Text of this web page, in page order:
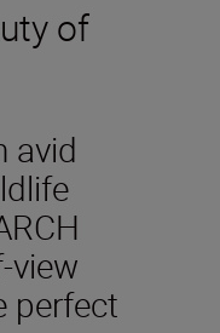
of
avid
view
perfect